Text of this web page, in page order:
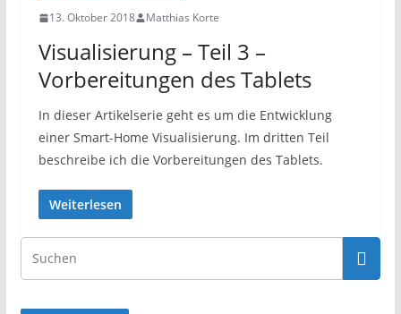
13. Oktober 2018 Matthias Korte
Visualisierung – Teil 3 –
Vorbereitungen des Tablets
In dieser Artikelserie geht es um die Entwicklung
einer Smart-Home Visualisierung. Im dritten Teil
beschreibe ich die Vorbereitungen des Tablets.
Weiterlesen